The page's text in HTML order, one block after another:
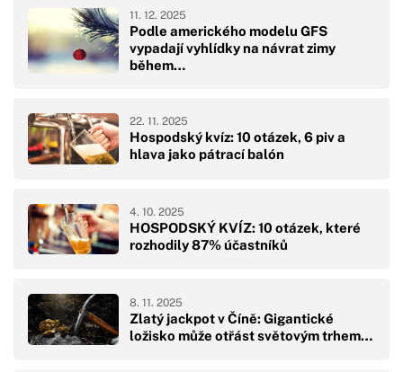
Podle amerického modelu GFS
vypadají vyhlídky na návrat zimy
během…
11. 12. 2025
Hospodský kvíz: 10 otázek, 6 piv a
hlava jako pátrací balón
22. 11. 2025
HOSPODSKÝ KVÍZ: 10 otázek, které
rozhodily 87% účastníků
4. 10. 2025
Zlatý jackpot v Číně: Gigantické
ložisko může otřást světovým trhem…
8. 11. 2025